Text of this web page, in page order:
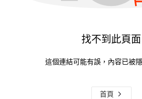
找不到此頁面
這個連結可能有誤，內容已被
首頁